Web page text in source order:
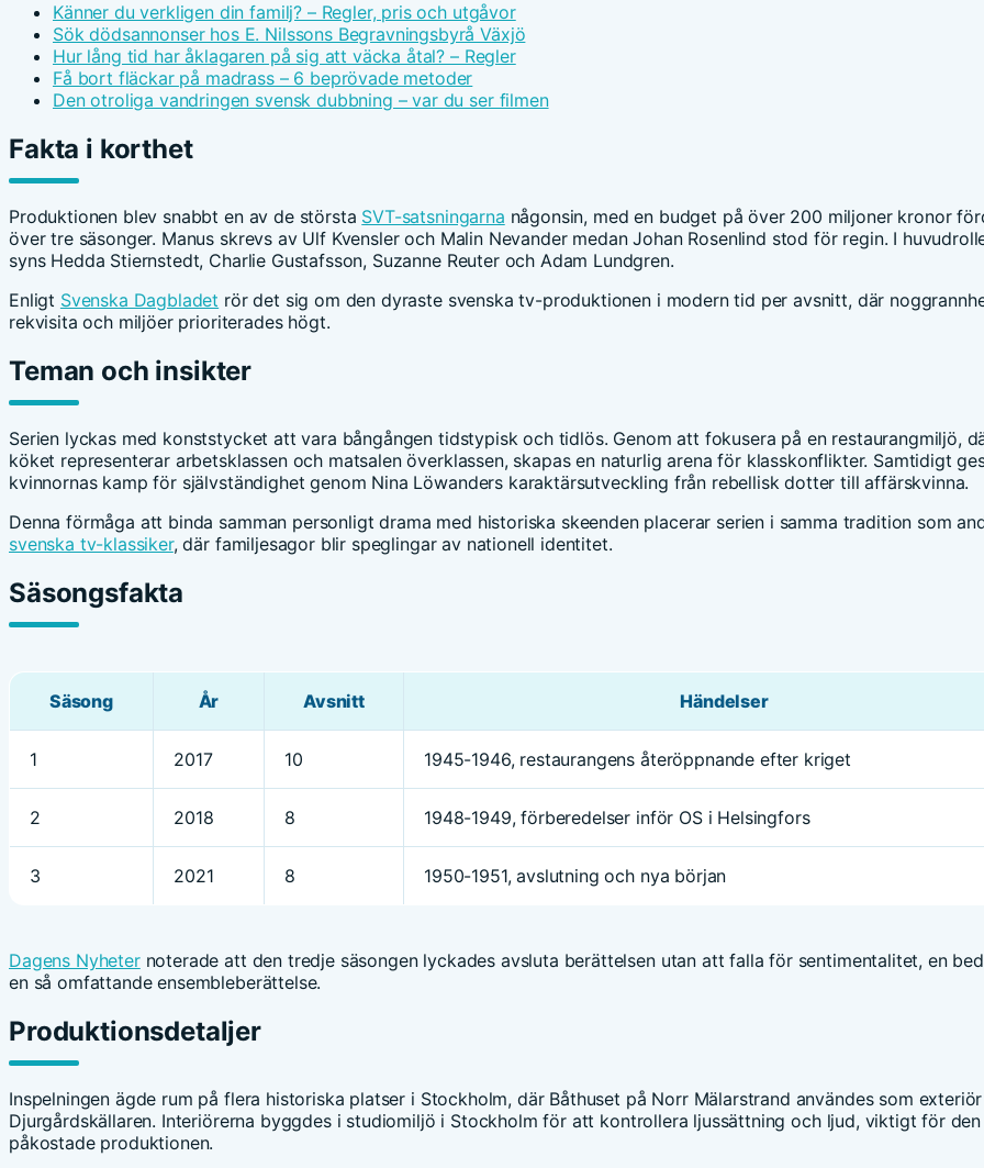
Känner du verkligen din familj? – Regler, pris och utgåvor
Sök dödsannonser hos E. Nilssons Begravningsbyrå Växjö
Hur lång tid har åklagaren på sig att väcka åtal? – Regler
Få bort fläckar på madrass – 6 beprövade metoder
Den otroliga vandringen svensk dubbning – var du ser filmen
Fakta i korthet
Produktionen blev snabbt en av de största SVT-satsningarna någonsin, med en budget på över 200 miljoner kronor
över tre säsonger. Manus skrevs av Ulf Kvensler och Malin Nevander medan Johan Rosenlind stod för regin. I
syns Hedda Stiernstedt, Charlie Gustafsson, Suzanne Reuter och Adam Lundgren.
Enligt Svenska Dagbladet rör det sig om den dyraste svenska tv-produktionen i modern tid per avsnitt, där
rekvisita och miljöer prioriterades högt.
Teman och insikter
Serien lyckas med konststycket att vara bångången tidstypisk och tidlös. Genom att fokusera på en restaurangmiljö,
köket representerar arbetsklassen och matsalen överklassen, skapas en naturlig arena för klasskonflikter. Samtidigt
kvinnornas kamp för självständighet genom Nina Löwanders karaktärsutveckling från rebellisk dotter till affärskvinna.
Denna förmåga att binda samman personligt drama med historiska skeenden placerar serien i samma tradition som
svenska tv-klassiker, där familjesagor blir speglingar av nationell identitet.
Säsongsfakta
Säsong År Avsnitt Händelser
1 2017 10 1945-1946, restaurangens återöppnande efter kriget
2 2018 8 1948-1949, förberedelser inför OS i Helsingfors
3 2021 8 1950-1951, avslutning och nya början
Dagens Nyheternoterade att den tredje säsongen lyckades avsluta berättelsen utan att falla för sentimentalitet, en
en så omfattande ensembleberättelse.
Produktionsdetaljer
Inspelningen ägde rum på flera historiska platser i Stockholm, där Båthuset på Norr Mälarstrand användes som
Djurgårdskällaren. Interiörerna byggdes i studiomiljö i Stockholm för att kontrollera ljussättning och ljud, viktigt för den
påkostade produktionen.